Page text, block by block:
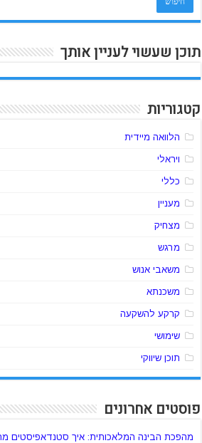
תוכן שעשוי לעניין אותך
קטגוריות
הלוואה מיידית
ויראלי
כללי
מעניין
מצחיק
מרגש
משאבי אנוש
משכנתא
קרקע להשקעה
שימושי
תוכן שיווקי
פוסטים אחרונים
מהפכת הבינה המלאכותית: איך סטנדאפיסטים